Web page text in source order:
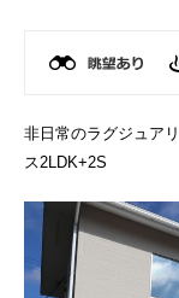
非日常のラグジュア
ス2LDK+2S